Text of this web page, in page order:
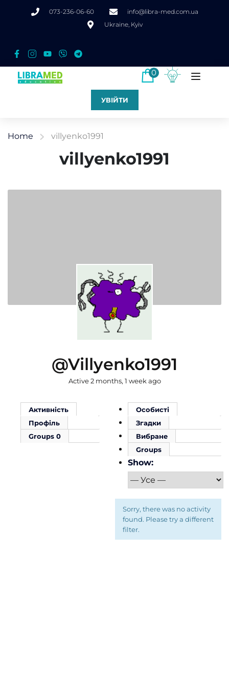
073-236-06-60
info@libra-med.com.ua
Ukraine, Kyiv
0
УВІЙТИ
Home villyenko1991
villyenko1991
@villyenko1991
Active 2 months, 1 week ago
Активність
Профіль
Groups 0
Особисті
Згадки
Вибране
Groups
Show:
Sorry, there was no activity
found. Please try a different
filter.